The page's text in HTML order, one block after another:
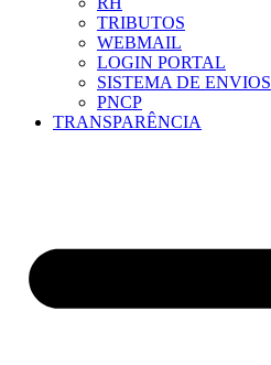
TRIBUTOS
WEBMAIL
LOGIN PORTAL
SISTEMA DE ENVIOS
PNCP
TRANSPARÊNCIA